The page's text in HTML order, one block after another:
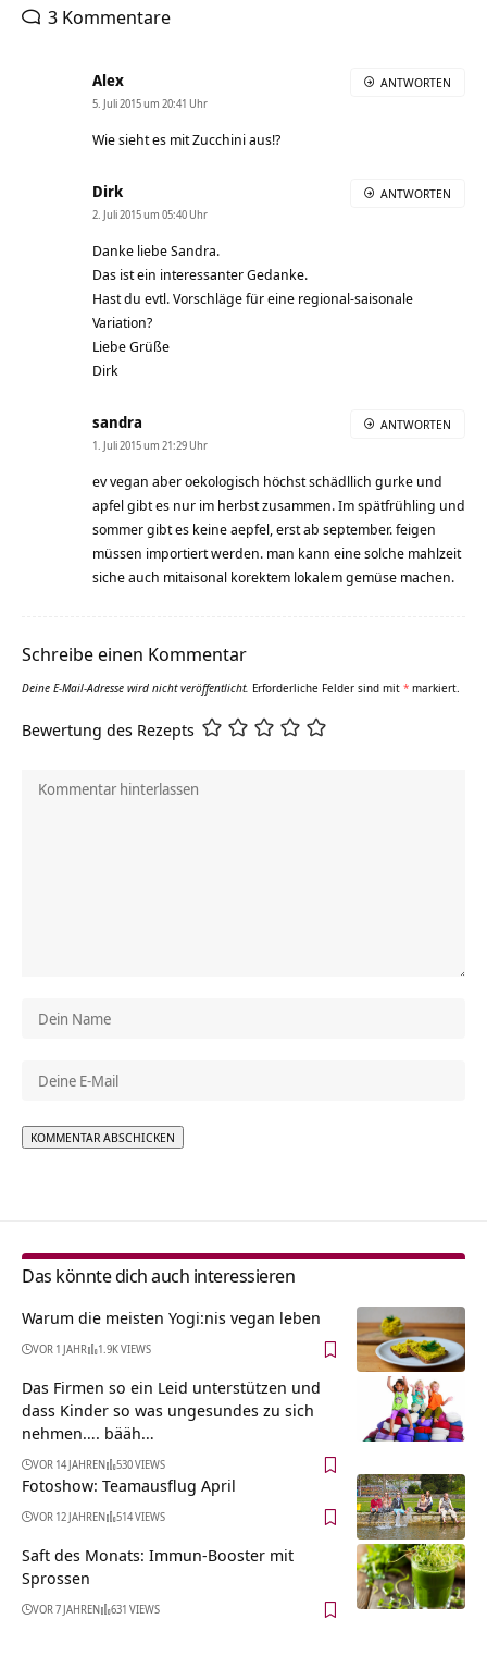
3 Kommentare
Alex
5. Juli 2015 um 20:41 Uhr
Wie sieht es mit Zucchini aus!?
ANTWORTEN
Dirk
2. Juli 2015 um 05:40 Uhr
Danke liebe Sandra.
Das ist ein interessanter Gedanke.
Hast du evtl. Vorschläge für eine regional-saisonale
Variation?
Liebe Grüße
Dirk
ANTWORTEN
sandra
1. Juli 2015 um 21:29 Uhr
ev vegan aber oekologisch höchst schädllich gurke und
apfel gibt es nur im herbst zusammen. Im spätfrühling und
sommer gibt es keine aepfel, erst ab september. feigen
müssen importiert werden. man kann eine solche mahlzeit
siche auch mitaisonal korektem lokalem gemüse machen.
ANTWORTEN
Schreibe einen Kommentar
Deine E-Mail-Adresse wird nicht veröffentlicht. Erforderliche Felder sind mit * markiert.
Bewertung des Rezepts
Das könnte dich auch interessieren
Warum die meisten Yogi:nis vegan leben
VOR 1 JAHR 1.9K VIEWS
Das Firmen so ein Leid unterstützen und
dass Kinder so was ungesundes zu sich
nehmen…. bääh…
VOR 14 JAHREN 530 VIEWS
Fotoshow: Teamausflug April
VOR 12 JAHREN 514 VIEWS
Saft des Monats: Immun-Booster mit
Sprossen
VOR 7 JAHREN 631 VIEWS